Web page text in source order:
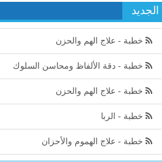
الجديد
خطبة - علاج الهم والحزن
خطبة - دقة الألفاظ ومحاسن السلوك
خطبة - علاج الهم والحزن
خطبة - الربا
خطبة - علاج الهموم والأحزان